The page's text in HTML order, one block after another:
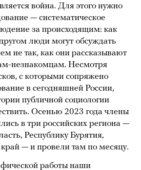
война. Для этого нужно
— систематическое
за происходящим: как
люди могут обсуждать
не так, как они рассказывают
незнакомцам. Несмотря
с которыми сопряжено
в сегодняшней России,
публичной социологии
Осенью 2023 года члены
в три российских региона —
Республику Бурятия,
— и провели там по месяцу.
работы наши